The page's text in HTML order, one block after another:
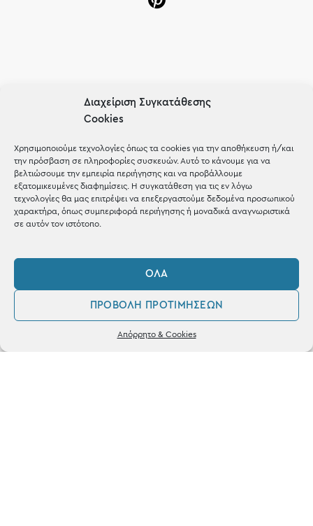
Διαχείριση Συγκατάθεσης
Cookies
Χρησιμοποιούμε τεχνολογίες όπως τα cookies για την αποθήκευση ή/και
την πρόσβαση σε πληροφορίες συσκευών. Αυτό το κάνουμε για να
βελτιώσουμε την εμπειρία περιήγησης και να προβάλλουμε
εξατομικευμένες διαφημίσεις. Η συγκατάθεση για τις εν λόγω
τεχνολογίες θα μας επιτρέψει να επεξεργαστούμε δεδομένα προσωπικού
χαρακτήρα, όπως συμπεριφορά περιήγησης ή μοναδικά αναγνωριστικά
σε αυτόν τον ιστότοπο.
ΌΛΑ
ΠΡΟΒΟΛΉ ΠΡΟΤΙΜΉΣΕΩΝ
Απόρρητο & Cookies
Μέχρι 30€
Blog
Shop the look
2421 217300
0